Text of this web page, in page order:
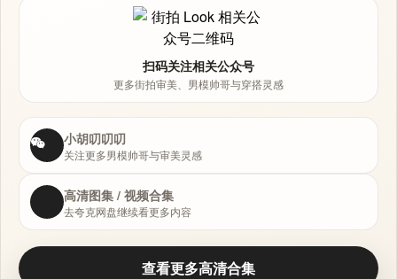
扫码关注相关公众号
更多街拍审美、男模帅哥与穿搭灵感
小胡叨叨叨
关注更多男模帅哥与审美灵感
高清图集 / 视频合集
去夸克网盘继续看更多内容
查看更多高清合集